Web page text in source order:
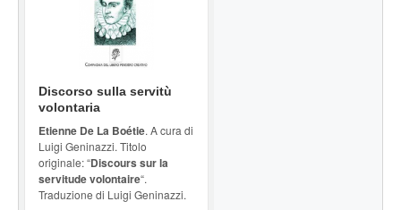
Discorso sulla servitù
volontaria
Etienne De La Boétie. A cura di
Luigi Geninazzi. Titolo
originale: “Discours sur la
servitude volontaire“.
Traduzione di Luigi Geninazzi.